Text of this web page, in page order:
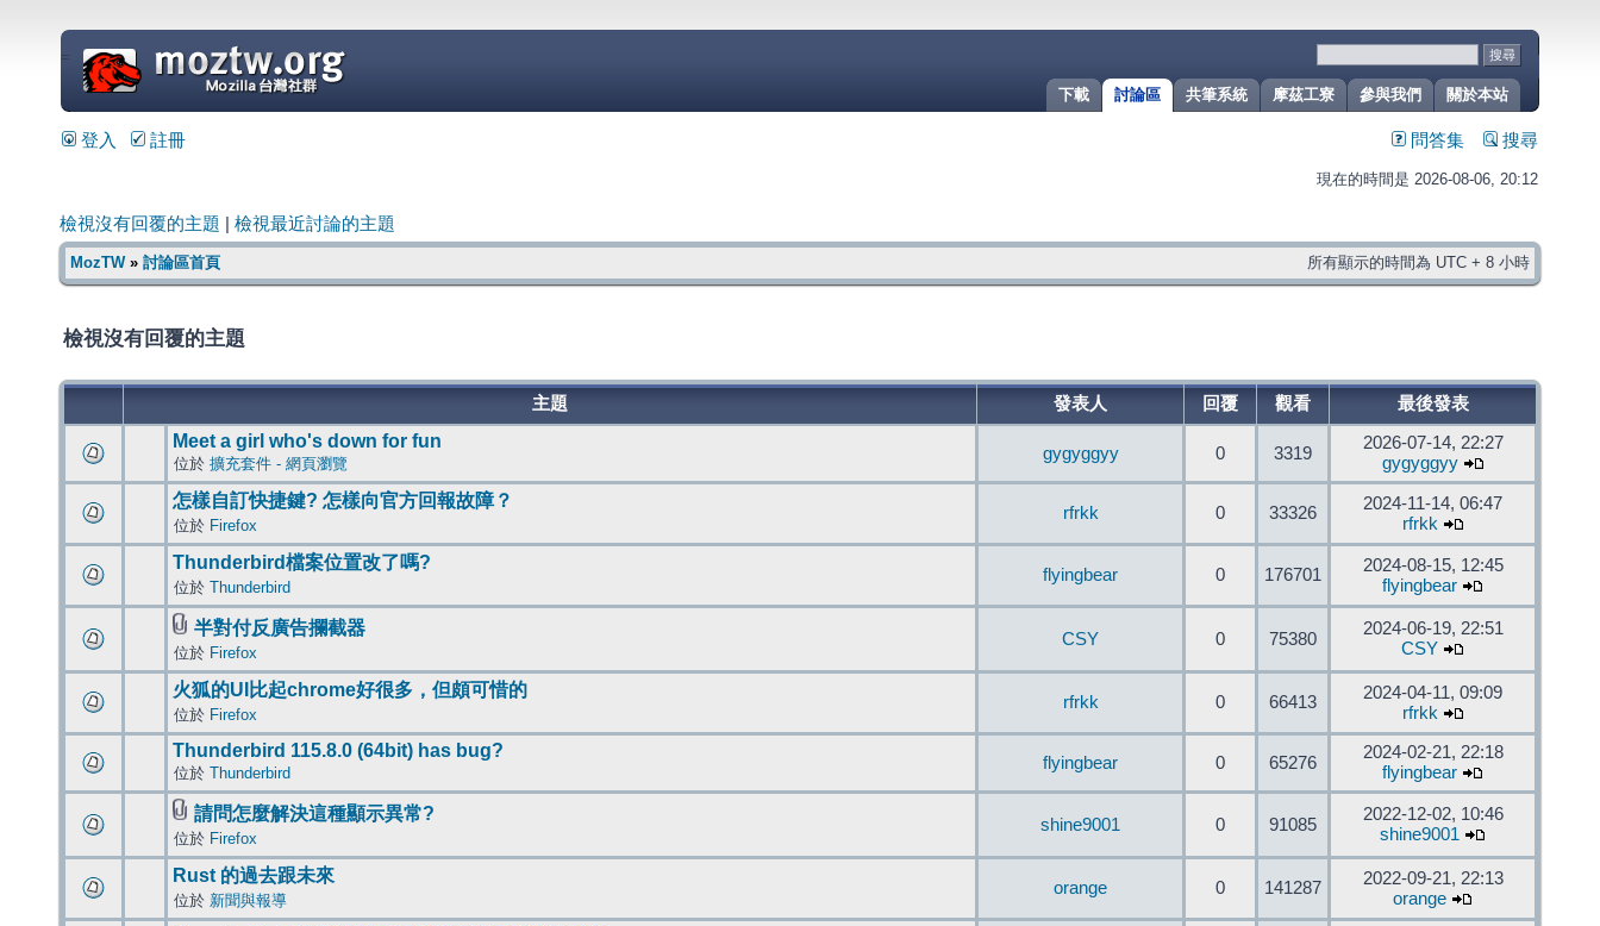
關於本站
參與我們
摩茲工寮
共筆系統
討論區
下載
=
登入 註冊 問答集 搜尋
現在的時間是 2026-08-06, 20:12
檢視沒有回覆的主題 檢視最近討論的主題
MozTW» 討論區首頁 所有顯示的時間為 UTC + 8 小時
檢視沒有回覆的主題
主題 發表人 回覆 觀看 最後發表
Meet a girl who's down for fun
位於 擴充套件 - 網頁瀏覽
gygyggyy 0 3319
2026-07-14, 22:27
gygyggyy
怎樣自訂快捷鍵? 怎樣向官方回報故障？
位於 Firefox
rfrkk 0 33326
2024-11-14, 06:47
rfrkk
Thunderbird檔案位置改了嗎?
位於 Thunderbird
flyingbear 0 176701
2024-08-15, 12:45
flyingbear
半對付反廣告攔截器
位於 Firefox
CSY 0 75380
2024-06-19, 22:51
CSY
火狐的UI比起chrome好很多，但頗可惜的
位於 Firefox
rfrkk 0 66413
2024-04-11, 09:09
rfrkk
Thunderbird 115.8.0 (64bit) has bug?
位於 Thunderbird
flyingbear 0 65276
2024-02-21, 22:18
flyingbear
請問怎麼解決這種顯示異常?
位於 Firefox
shine9001 0 91085
2022-12-02, 10:46
shine9001
Rust 的過去跟未來
位於 新聞與報導
orange 0 141287
2022-09-21, 22:13
orange